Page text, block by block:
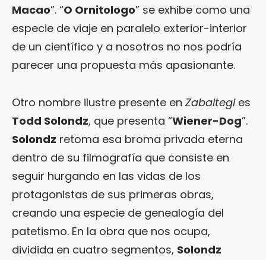
Macao”. “O Ornitologo” se exhibe como una
especie de viaje en paralelo exterior-interior
de un científico y a nosotros no nos podría
parecer una propuesta más apasionante.
Otro nombre ilustre presente en Zabaltegies
Todd Solondz, que presenta “Wiener-Dog”.
Solondz retoma esa broma privada eterna
dentro de su filmografía que consiste en
seguir hurgando en las vidas de los
protagonistas de sus primeras obras,
creando una especie de genealogía del
patetismo. En la obra que nos ocupa,
dividida en cuatro segmentos, Solondz